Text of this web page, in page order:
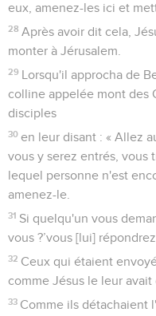
eux, amenez-les ici et
28 Après avoir dit cela,
monter à Jérusalem.
29 Lorsqu'il approcha de
colline appelée mont des
disciples
30 en leur disant : « Allez
vous y serez entrés, vous
lequel personne n'est
amenez-le.
31 Si quelqu'un vous
vous ?’vous [lui]
32 Ceux qui étaient
comme Jésus le leur avait
33 Comme ils détachaient